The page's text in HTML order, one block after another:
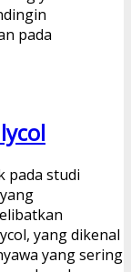
pada
pada studi
yang dikenal
yang sering